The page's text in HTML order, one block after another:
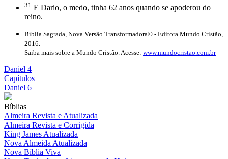
31 E Dario, o medo, tinha 62 anos quando se apoderou do
reino.
Bíblia Sagrada, Nova Versão Transformadora© - Editora Mundo Cristão,
2016.
Saiba mais sobre a Mundo Cristão. Acesse: www.mundocristao.com.br
Daniel 4
Capítulos
Daniel 6
Bíblias
Almeira Revista e Atualizada
Almeira Revista e Corrigida
King James Atualizada
Nova Almeida Atualizada
Nova Bíblia Viva